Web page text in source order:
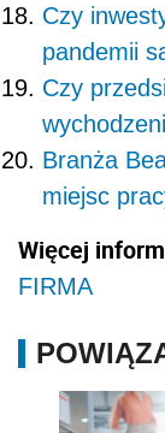
Czy
pandemii
Czy
Branża
miejsc
Więcej
FIRMA